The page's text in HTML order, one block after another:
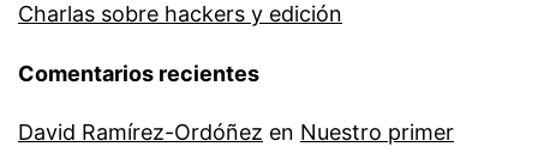
Charlas sobre hackers y edición
Comentarios recientes
David Ramírez-Ordóñez en Nuestro primer